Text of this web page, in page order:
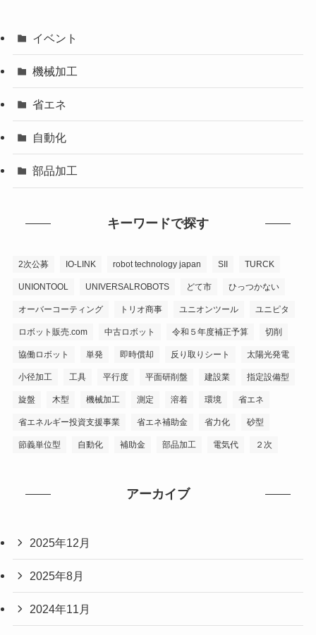
イベント
機械加工
省エネ
自動化
部品加工
キーワードで探す
2次公募 IO-LINK robot technology japan SII TURCK
UNIONTOOL UNIVERSALROBOTS どて市 ひっつかない
オーバーコーティング トリオ商事 ユニオンツール ユニピタ
ロボット販売.com 中古ロボット 令和５年度補正予算 切削
協働ロボット 単発 即時償却 反り取りシート 太陽光発電
小径加工 工具 平行度 平面研削盤 建設業 指定設備型
旋盤 木型 機械加工 測定 溶着 環境 省エネ
省エネルギー投資支援事業 省エネ補助金 省力化 砂型
節義単位型 自動化 補助金 部品加工 電気代 ２次
アーカイブ
2025年12月
2025年8月
2024年11月